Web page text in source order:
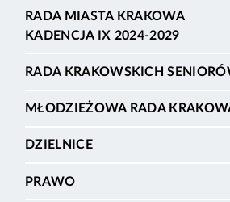
RADA MIASTA KRAKOWA
KADENCJA IX 2024-2029
RADA KRAKOWSKICH
MŁODZIEŻOWA RADA
DZIELNICE
PRAWO